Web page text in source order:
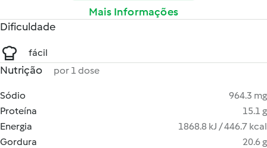
Mais Informações
Dificuldade
fácil
Nutrição por 1 dose
Sódio
964.3 mg
Proteína
15.1 g
Energia
1868.8 kJ / 446.7 kcal
Gordura
20.6 g